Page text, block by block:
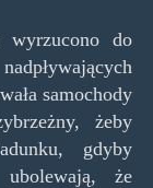
do
samochody
żeby
gdyby
że